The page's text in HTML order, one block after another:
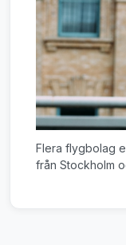
Flera flygbolag
från Stockholm